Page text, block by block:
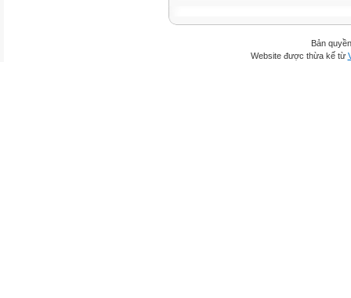
Bản
Website được thừa kế từ